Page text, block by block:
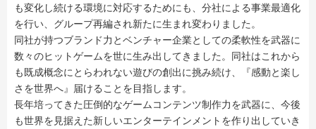
も変化し続ける環境に対応するためにも、分社による事業最適化
を行い、グループ再編され新たに生まれ変わりました。
同社が持つブランド力とベンチャー企業としての柔軟性を武器に
数々のヒットゲームを世に生み出してきました。同社はこれから
も既成概念にとらわれない遊びの創出に挑み続け、『感動と楽し
さを世界へ』届けることを目指します。
長年培ってきた圧倒的なゲームコンテンツ制作力を武器に、今後
も世界を見据えた新しいエンターテインメントを作り出していき